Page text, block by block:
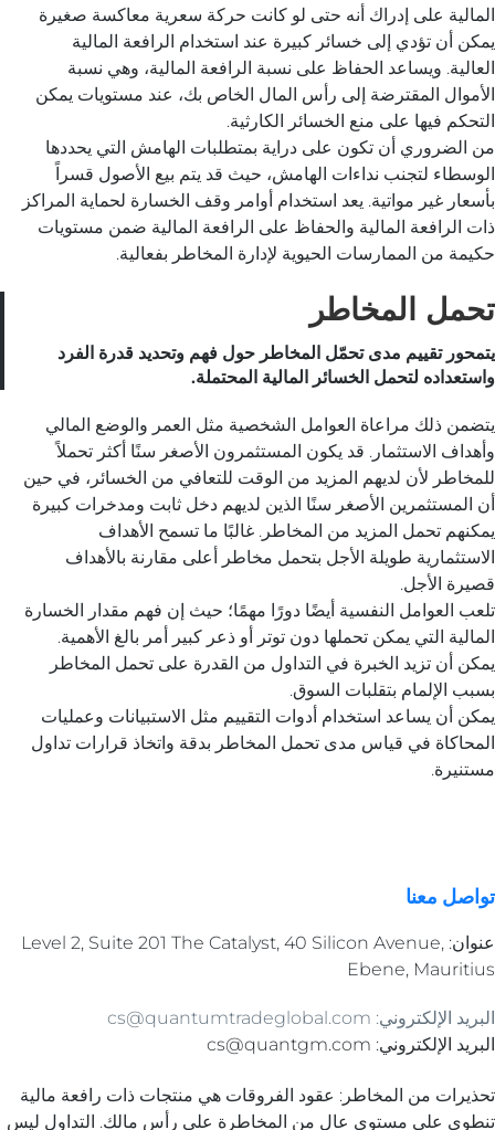
المالية على إدراك أنه حتى لو كانت حركة سعرية معاكسة صغيرة
يمكن أن تؤدي إلى خسائر كبيرة عند استخدام الرافعة المالية
العالية. ويساعد الحفاظ على نسبة الرافعة المالية، وهي نسبة
الأموال المقترضة إلى رأس المال الخاص بك، عند مستويات يمكن
التحكم فيها على منع الخسائر الكارثية.
من الضروري أن تكون على دراية بمتطلبات الهامش التي يحددها
الوسطاء لتجنب نداءات الهامش، حيث قد يتم بيع الأصول قسراً
بأسعار غير مواتية. يعد استخدام أوامر وقف الخسارة لحماية المراكز
ذات الرافعة المالية والحفاظ على الرافعة المالية ضمن مستويات
حكيمة من الممارسات الحيوية لإدارة المخاطر بفعالية.
تحمل المخاطر
يتمحور تقييم مدى تحمّل المخاطر حول فهم وتحديد قدرة الفرد
واستعداده لتحمل الخسائر المالية المحتملة.
يتضمن ذلك مراعاة العوامل الشخصية مثل العمر والوضع المالي
وأهداف الاستثمار. قد يكون المستثمرون الأصغر سنًا أكثر تحملاً
للمخاطر لأن لديهم المزيد من الوقت للتعافي من الخسائر، في حين
أن المستثمرين الأصغر سنًا الذين لديهم دخل ثابت ومدخرات كبيرة
يمكنهم تحمل المزيد من المخاطر. غالبًا ما تسمح الأهداف
الاستثمارية طويلة الأجل بتحمل مخاطر أعلى مقارنة بالأهداف
قصيرة الأجل.
تلعب العوامل النفسية أيضًا دورًا مهمًا؛ حيث إن فهم مقدار الخسارة
المالية التي يمكن تحملها دون توتر أو ذعر كبير أمر بالغ الأهمية.
يمكن أن تزيد الخبرة في التداول من القدرة على تحمل المخاطر
بسبب الإلمام بتقلبات السوق.
يمكن أن يساعد استخدام أدوات التقييم مثل الاستبيانات وعمليات
المحاكاة في قياس مدى تحمل المخاطر بدقة واتخاذ قرارات تداول
مستنيرة.
تواصل معنا
عنوان: Level 2, Suite 201 The Catalyst, 40 Silicon Avenue,
Ebene, Mauritius
البريد الإلكتروني: cs@quantumtradeglobal.com
البريد الإلكتروني: cs@quantgm.com
تحذيرات من المخاطر: عقود الفروقات هي منتجات ذات رافعة مالية
تنطوي على مستوى عالٍ من المخاطرة على رأس مالك. التداول ليس